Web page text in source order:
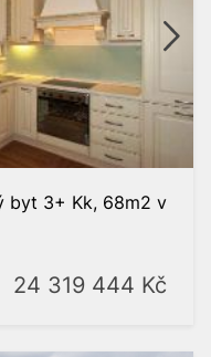
byt 3+ Kk, 68m2 v
24 319 444 Kč